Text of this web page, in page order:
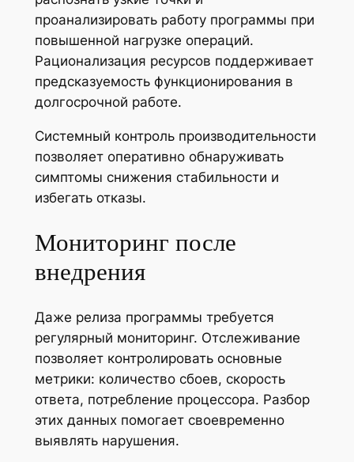
проанализировать работу программы при
повышенной нагрузке операций.
Рационализация ресурсов поддерживает
предсказуемость функционирования в
долгосрочной работе.
Системный контроль производительности
позволяет оперативно обнаруживать
симптомы снижения стабильности и
избегать отказы.
Мониторинг после
внедрения
Даже релиза программы требуется
регулярный мониторинг. Отслеживание
позволяет контролировать основные
метрики: количество сбоев, скорость
ответа, потребление процессора. Разбор
этих данных помогает своевременно
выявлять нарушения.